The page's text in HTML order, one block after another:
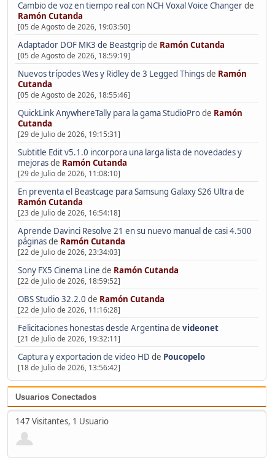
Cambio de voz en tiempo real con NCH Voxal Voice Changerde
Ramón Cutanda
[05 de Agosto de 2026, 19:03:50]
Adaptador DOF MK3 de Beastgripde Ramón Cutanda
[05 de Agosto de 2026, 18:59:19]
Nuevos trípodes Wes y Ridley de 3 Legged Thingsde Ramón
Cutanda
[05 de Agosto de 2026, 18:55:46]
QuickLink AnywhereTally para la gama StudioProde Ramón
Cutanda
[29 de Julio de 2026, 19:15:31]
Subtitle Edit v5.1.0 incorpora una larga lista de novedades y
mejorasde Ramón Cutanda
[29 de Julio de 2026, 11:08:10]
En preventa el Beastcage para Samsung Galaxy S26 Ultrade
Ramón Cutanda
[23 de Julio de 2026, 16:54:18]
Aprende Davinci Resolve 21 en su nuevo manual de casi 4.500
páginasde Ramón Cutanda
[22 de Julio de 2026, 23:34:03]
Sony FX5 Cinema Line de Ramón Cutanda
[22 de Julio de 2026, 18:59:52]
OBS Studio 32.2.0 de Ramón Cutanda
[22 de Julio de 2026, 11:16:28]
Felicitaciones honestas desde Argentinade videonet
[21 de Julio de 2026, 19:32:11]
Captura y exportacion de video HD de Poucopelo
[18 de Julio de 2026, 13:56:42]
Usuarios Conectados
147 Visitantes, 1 Usuario